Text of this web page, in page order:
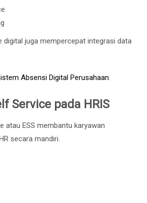
digital juga mempercepat integrasi data
Absensi Digital Perusahaan.
Service pada HRIS
atau ESS membantu karyawan
secara mandiri.